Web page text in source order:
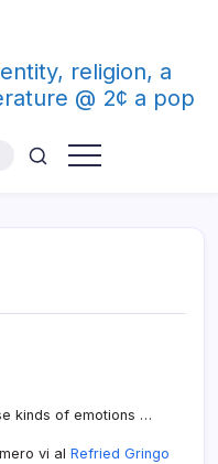
religion, a
@ 2¢ a pop
kinds of emotions …
vi al Refried Gringo